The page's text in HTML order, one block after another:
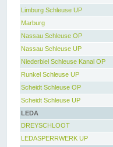
Limburg Schleuse UP
Marburg
Nassau Schleuse OP
Nassau Schleuse UP
Niederbiel Schleuse Kanal OP
Runkel Schleuse UP
Scheidt Schleuse OP
Scheidt Schleuse UP
LEDA
DREYSCHLOOT
LEDASPERRWERK UP